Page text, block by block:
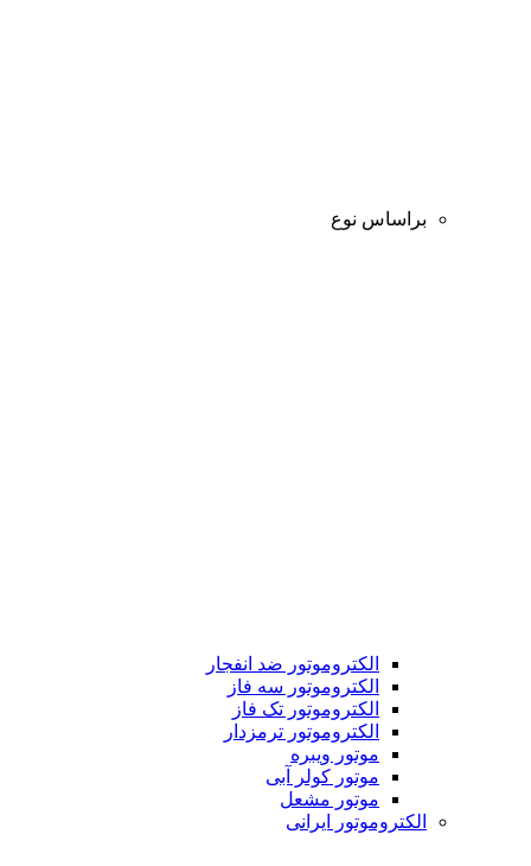
براساس نوع
الکتروموتور ضد انفجار
الکتروموتور سه فاز
الکتروموتور تک فاز
الکتروموتور ترمزدار
موتور ویبره
موتور کولر آبی
موتور مشعل
الکتروموتور ایرانی